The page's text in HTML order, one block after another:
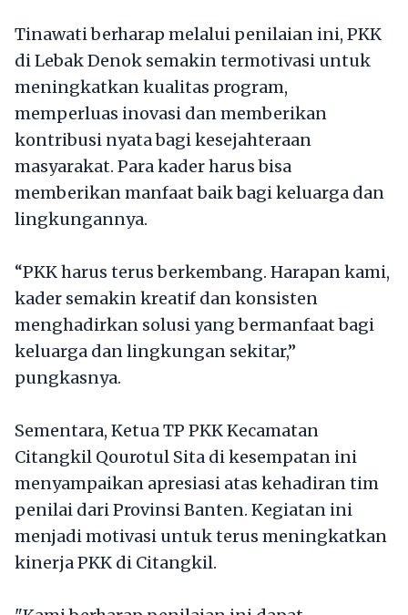
Tinawati berharap melalui penilaian ini, PKK
di Lebak Denok semakin termotivasi untuk
meningkatkan kualitas program,
memperluas inovasi dan memberikan
kontribusi nyata bagi kesejahteraan
masyarakat. Para kader harus bisa
memberikan manfaat baik bagi keluarga dan
lingkungannya.
“PKK harus terus berkembang. Harapan kami,
kader semakin kreatif dan konsisten
menghadirkan solusi yang bermanfaat bagi
keluarga dan lingkungan sekitar,”
pungkasnya.
Sementara, Ketua TP PKK Kecamatan
Citangkil Qourotul Sita di kesempatan ini
menyampaikan apresiasi atas kehadiran tim
penilai dari Provinsi Banten. Kegiatan ini
menjadi motivasi untuk terus meningkatkan
kinerja PKK di Citangkil.